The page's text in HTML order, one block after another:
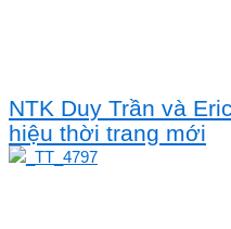
NTK Duy Trần và
hiệu thời trang mới